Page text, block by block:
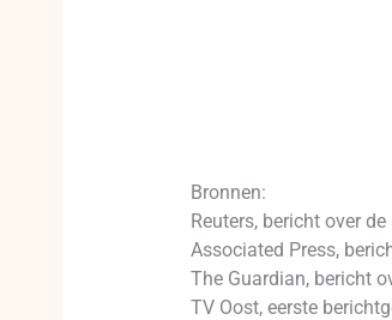
Bronnen:
Reuters, bericht over
Associated Press,
The Guardian, bericht
TV Oost, eerste